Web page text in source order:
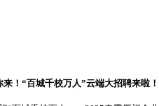
！ “百城千校万人”云端大招聘来啦！